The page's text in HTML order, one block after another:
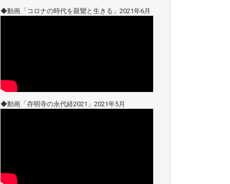
◆動画「コロナの時代を親鸞と生きる」2021年6月
◆動画「存明寺の永代経2021」2021年5月